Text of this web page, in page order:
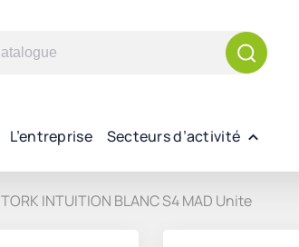
L’entreprise Secteurs d’activité
INTUITION BLANC S4 MAD Unite